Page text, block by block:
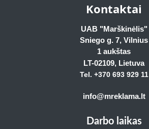
Kontaktai
UAB "Marškinėlis"
Sniego g. 7, Vilnius
1 aukštas
LT-02109, Lietuva
Tel. +370 693 929 11
info@mreklama.lt
Darbo laikas